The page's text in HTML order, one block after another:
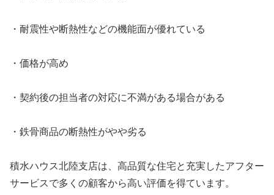
・耐震性や断熱性などの機能面が優れている
・価格が高め
・契約後の担当者の対応に不満がある場合がある
・鉄骨商品の断熱性がやや劣る
積水ハウス北陸支店は、高品質な住宅と充実したアフター
サービスで多くの顧客から高い評価を得ています。